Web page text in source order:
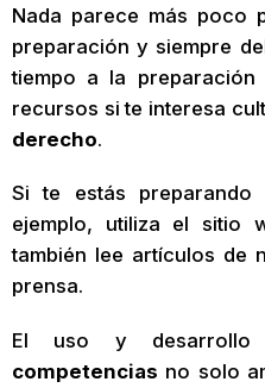
Nada parece más poco
preparación y siempre
tiempo a la
recursos si te interesa
derecho.
Si te estás
ejemplo, utiliza el sitio
también lee artículos de
prensa.
El uso y
competencias no solo